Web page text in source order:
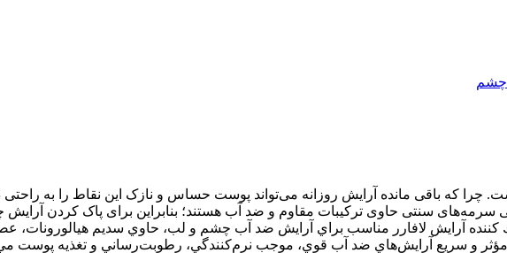
چشم
که باقی مانده آرایش روزانه می‌تواند پوست حساس و نازک این نقاط را به راحتی
حتی سرمه‌های سنتی حاوی ترکیبات مقاوم و ضد آب هستند؛ بنابراین برای پاک کردن
آرايش لافارر مناسب براي آرايش ضد آب چشم و لب، حاوي سديم هيالورونات،
مؤثر و سریع آرايش‌هاي ضد آب قوي، موجب نرم‌كنندگي، رطوبت‌رساني و تغذیه‌